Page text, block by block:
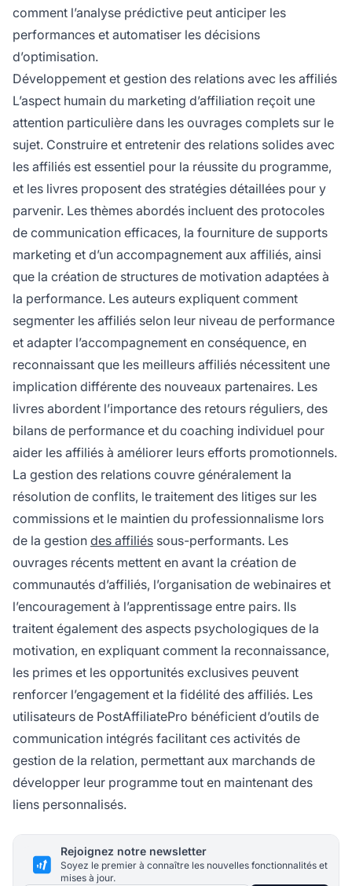
comment l’analyse prédictive peut anticiper les
performances et automatiser les décisions
d’optimisation.
Développement et gestion des relations avec les affiliés
L’aspect humain du marketing d’affiliation reçoit une
attention particulière dans les ouvrages complets sur le
sujet. Construire et entretenir des relations solides avec
les affiliés est essentiel pour la réussite du programme,
et les livres proposent des stratégies détaillées pour y
parvenir. Les thèmes abordés incluent des protocoles
de communication efficaces, la fourniture de supports
marketing et d’un accompagnement aux affiliés, ainsi
que la création de structures de motivation adaptées à
la performance. Les auteurs expliquent comment
segmenter les affiliés selon leur niveau de performance
et adapter l’accompagnement en conséquence, en
reconnaissant que les meilleurs affiliés nécessitent une
implication différente des nouveaux partenaires. Les
livres abordent l’importance des retours réguliers, des
bilans de performance et du coaching individuel pour
aider les affiliés à améliorer leurs efforts promotionnels.
La gestion des relations couvre généralement la
résolution de conflits, le traitement des litiges sur les
commissions et le maintien du professionnalisme lors
de la gestion des affiliés sous-performants. Les
ouvrages récents mettent en avant la création de
communautés d’affiliés, l’organisation de webinaires et
l’encouragement à l’apprentissage entre pairs. Ils
traitent également des aspects psychologiques de la
motivation, en expliquant comment la reconnaissance,
les primes et les opportunités exclusives peuvent
renforcer l’engagement et la fidélité des affiliés. Les
utilisateurs de PostAffiliatePro bénéficient d’outils de
communication intégrés facilitant ces activités de
gestion de la relation, permettant aux marchands de
développer leur programme tout en maintenant des
liens personnalisés.
Rejoignez notre newsletter
Soyez le premier à connaître les nouvelles fonctionnalités et
mises à jour.